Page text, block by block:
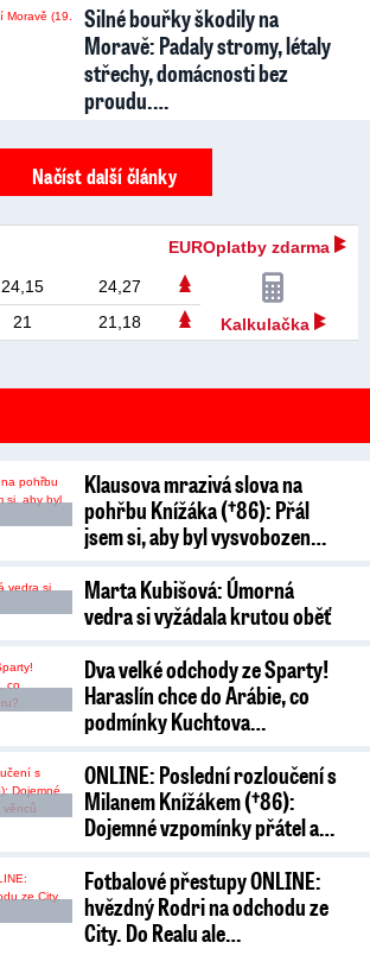
Silné bouřky škodily na
Moravě: Padaly stromy, létaly
střechy, domácnosti bez
proudu.…
Načíst další články
EUROplatby zdarma
24,15
24,27
21 21,18 Kalkulačka
Klausova mrazivá slova na
pohřbu Knížáka (†86): Přál
jsem si, aby byl vysvobozen…
Marta Kubišová: Úmorná
vedra si vyžádala krutou oběť
Dva velké odchody ze Sparty!
Haraslín chce do Arábie, co
podmínky Kuchtova…
ONLINE: Poslední rozloučení s
Milanem Knížákem (†86):
Dojemné vzpomínky přátel a…
Fotbalové přestupy ONLINE:
hvězdný Rodri na odchodu ze
City. Do Realu ale…